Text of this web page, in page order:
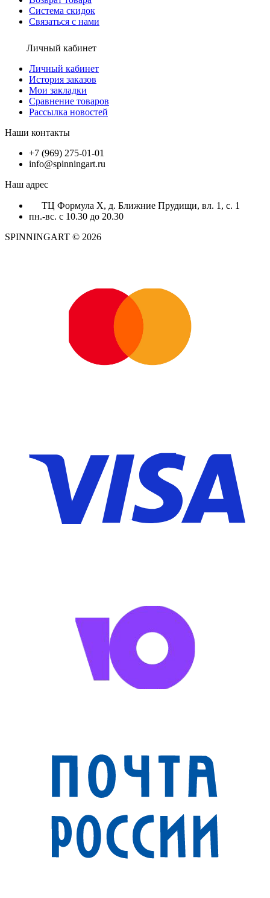
Система скидок
Связаться с нами
Личный кабинет
Личный кабинет
История заказов
Мои закладки
Сравнение товаров
Рассылка новостей
Наши контакты
+7 (969) 275-01-01
info@spinningart.ru
Наш адрес
ТЦ Формула X, д. Ближние Прудищи, вл. 1, с. 1
пн.-вс. с 10.30 до 20.30
SPINNINGART © 2026